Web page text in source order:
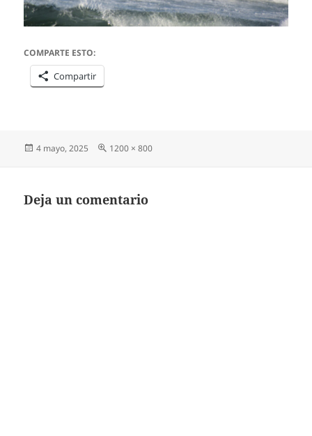
COMPARTE ESTO:
Compartir
Publicado
4 mayo, 2025
Tamaño
1200 × 800
Deja un comentario